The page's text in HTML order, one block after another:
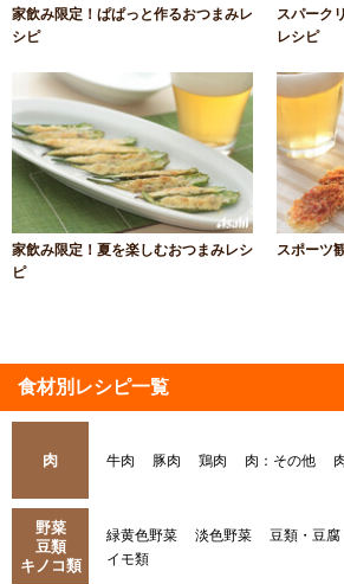
家飲み限定！ぱぱっと作るおつまみレ
シピ
スパーク
レシピ
家飲み限定！夏を楽しむおつまみレシ
ピ
スポーツ
食材別レシピ一覧
肉 牛肉 豚肉 鶏肉 肉：その他
野菜
豆類
キノコ類
緑黄色野菜 淡色野菜 豆類・豆
イモ類